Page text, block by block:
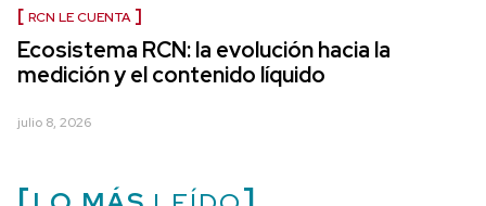
RCN LE CUENTA
Ecosistema RCN: la evolución hacia la
medición y el contenido líquido
julio 8, 2026